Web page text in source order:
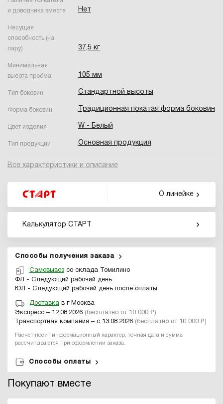
и доводчика вместе
Нет
Несущая
способность (на
пару)
37,5 кг
Минимальная
высота проёма
105 мм
Тип боковин Стандартной высоты
Форма боковин Традиционная покатая форма боковин
Цвет изделия W - Белый
Тип продукции Основная продукция
Все характеристики и описание
О линейке
Калькулятор СТАРТ
Способы получения заказа
Самовывоз со склада Томилино
ФЛ - Следующий рабочий день
ЮЛ - Следующий рабочий день после оплаты
Доставка в г Москва
Экспресс – 12.08.2026 (бесплатно от 10 000 ₽)
Транспортная компания – с 13.08.2026 (бесплатно от 10 000 ₽)
Расчет носит информационный характер, точная дата и сумма
рассчитываются при оформлении заказа.
Способы оплаты
Покупают вместе